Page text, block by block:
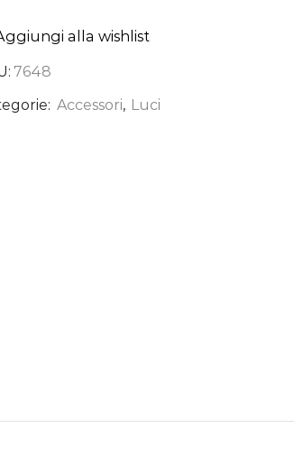
alla wishlist
7648
Accessori, Luci